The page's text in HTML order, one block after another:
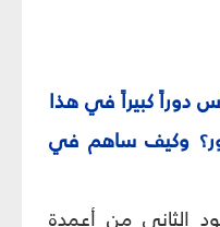
دوراً كبيراً في هذا
وكيف ساهم في
الثاني من أعمدة